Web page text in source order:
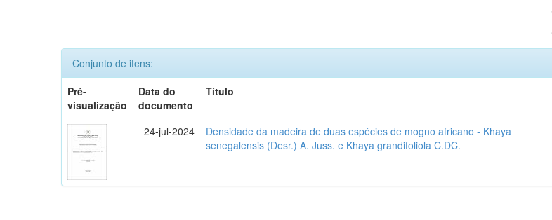
Conjunto de itens:
Pré-
visualização
Data do
documento
Título
24-jul-2024
Densidade da madeira de duas espécies de mogno africano - Khaya
senegalensis (Desr.) A. Juss. e Khaya grandifoliola C.DC.